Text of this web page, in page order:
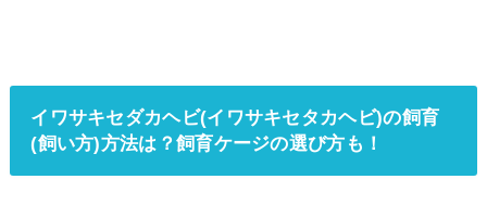
イワサキセダカヘビ(イワサキセタカヘビ)の飼育
(飼い方)方法は？飼育ケージの選び方も！